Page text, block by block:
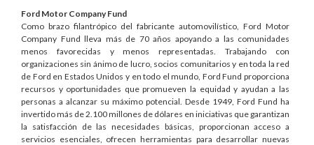
Ford Motor Company Fund
Como brazo filantrópico del fabricante automovilístico, Ford Motor
Company Fund lleva más de 70 años apoyando a las comunidades
menos favorecidas y menos representadas. Trabajando con
organizaciones sin ánimo de lucro, socios comunitarios y en toda la red
de Ford en Estados Unidos y en todo el mundo, Ford Fund proporciona
recursos y oportunidades que promueven la equidad y ayudan a las
personas a alcanzar su máximo potencial. Desde 1949, Ford Fund ha
invertido más de 2.100 millones de dólares en iniciativas que garantizan
la satisfacción de las necesidades básicas, proporcionan acceso a
servicios esenciales, ofrecen herramientas para desarrollar nuevas